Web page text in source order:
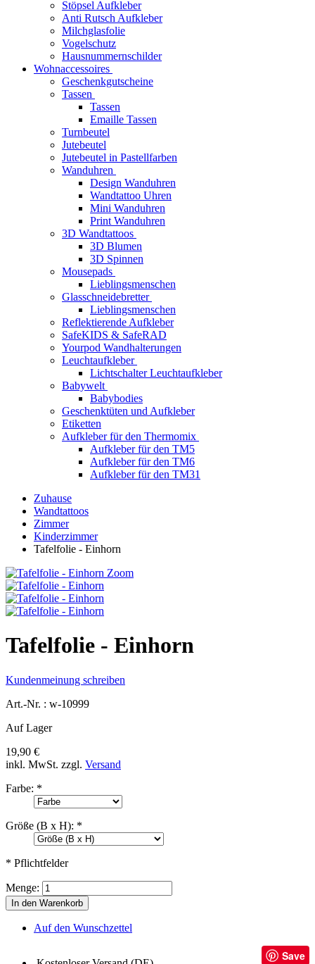
Stöpsel Aufkleber
Anti Rutsch Aufkleber
Milchglasfolie
Vogelschutz
Hausnummernschilder
Wohnaccessoires
Geschenkgutscheine
Tassen
Tassen
Emaille Tassen
Turnbeutel
Jutebeutel
Jutebeutel in Pastellfarben
Wanduhren
Design Wanduhren
Wandtattoo Uhren
Mini Wanduhren
Print Wanduhren
3D Wandtattoos
3D Blumen
3D Spinnen
Mousepads
Lieblingsmenschen
Glasschneidebretter
Lieblingsmenschen
Reflektierende Aufkleber
SafeKIDS & SafeRAD
Yourpod Wandhalterungen
Leuchtaufkleber
Lichtschalter Leuchtaufkleber
Babywelt
Babybodies
Geschenktüten und Aufkleber
Etiketten
Aufkleber für den Thermomix
Aufkleber für den TM5
Aufkleber für den TM6
Aufkleber für den TM31
Zuhause
Wandtattoos
Zimmer
Kinderzimmer
Tafelfolie - Einhorn
Zoom
Tafelfolie - Einhorn
Kundenmeinung schreiben
Art.-Nr. : w-10999
Auf Lager
19,90 €
inkl. MwSt. zzgl. Versand
Farbe: *
Größe (B x H): *
* Pflichtfelder
Menge:
In den Warenkorb
Auf den Wunschzettel
Save